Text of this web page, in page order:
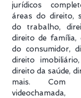
jurídicos
áreas do direito,
do trabalho,
direito de família,
do consumidor,
direito
direito da saúde,
mais. Com